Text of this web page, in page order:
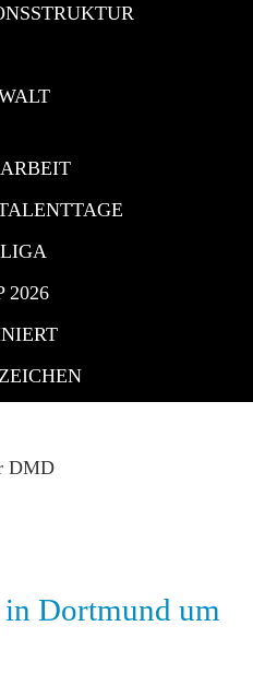
2026
Dortmund um